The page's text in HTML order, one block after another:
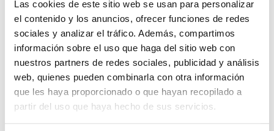
Las cookies de este sitio web se usan para personalizar
el contenido y los anuncios, ofrecer funciones de redes
sociales y analizar el tráfico. Además, compartimos
información sobre el uso que haga del sitio web con
nuestros partners de redes sociales, publicidad y análisis
web, quienes pueden combinarla con otra información
que les haya proporcionado o que hayan recopilado a
partir del uso que haya hecho de sus servicios.